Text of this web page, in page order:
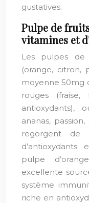
gustatives.
Pulpe de
vitamines et
Les pulpes de
(orange, citron,
moyenne 50mg
rouges
antioxydants),
ananas,
regorgent de
pulpe
excellente
système
riche en